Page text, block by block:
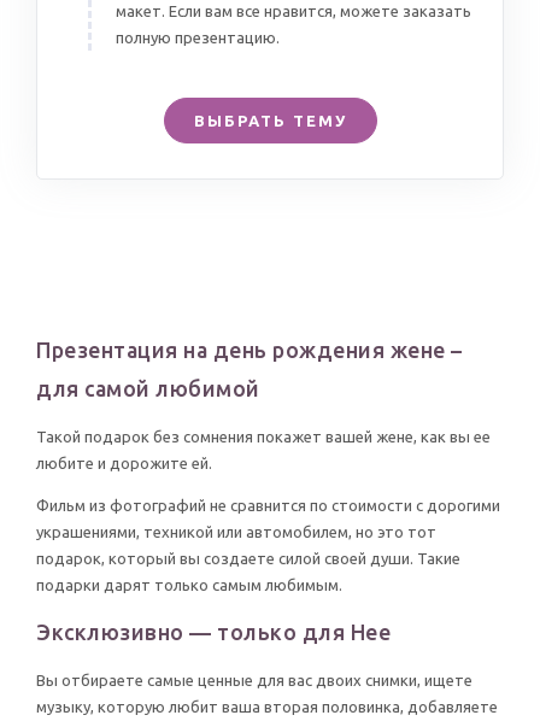
макет. Если вам все нравится, можете заказать
полную презентацию.
ВЫБРАТЬ ТЕМУ
Презентация на день рождения жене –
для самой любимой
Такой подарок без сомнения покажет вашей жене, как вы ее
любите и дорожите ей.
Фильм из фотографий не сравнится по стоимости с дорогими
украшениями, техникой или автомобилем, но это тот
подарок, который вы создаете силой своей души. Такие
подарки дарят только самым любимым.
Эксклюзивно — только для Нее
Вы отбираете самые ценные для вас двоих снимки, ищете
музыку, которую любит ваша вторая половинка, добавляете